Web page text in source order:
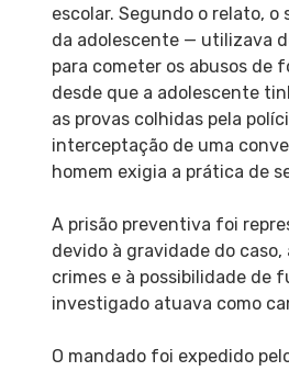
escolar. Segundo o relato,
da adolescente — utilizava
para cometer os abusos de
desde que a adolescente
as provas colhidas pela
interceptação de uma
homem exigia a prática de
A prisão preventiva foi
devido à gravidade do caso,
crimes e à possibilidade de
investigado atuava como
O mandado foi expedido